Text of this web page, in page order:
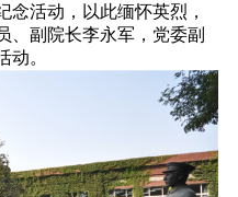
念活动，以此缅怀英烈，
、副院长李永军，党委副
动。